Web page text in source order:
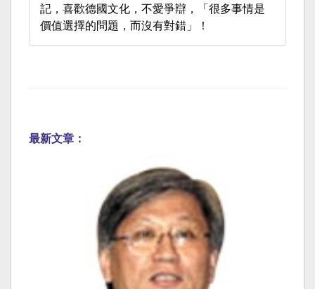
記，喜歡德國文化，不愛爭辯，「很多事情是
價值選擇的問題，而沒有對錯」！
最新文章：